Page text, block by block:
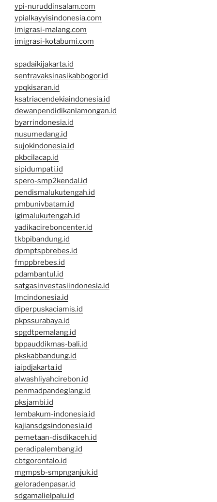
ypi-nuruddinsalam.com
ypialkayyisindonesia.com
imigrasi-malang.com
imigrasi-kotabumi.com
spadaikijakarta.id
sentravaksinasikabbogor.id
ypqkisaran.id
ksatriacendekiaindonesia.id
dewanpendidikanlamongan.id
byarrindonesia.id
nusumedang.id
sujokindonesia.id
pkbcilacap.id
sipidumpati.id
spero-smp2kendal.id
pendismalukutengah.id
pmbunivbatam.id
igimalukutengah.id
yadikacireboncenter.id
tkbpibandung.id
dpmptspbrebes.id
fmppbrebes.id
pdambantul.id
satgasinvestasiindonesia.id
lmcindonesia.id
diperpuskaciamis.id
pkpssurabaya.id
spgdtpemalang.id
bppauddikmas-bali.id
pkskabbandung.id
iaipdjakarta.id
alwashliyahcirebon.id
penmadpandeglang.id
pksjambi.id
lembakum-indonesia.id
kajiansdgsindonesia.id
pemetaan-disdikaceh.id
peradipalembang.id
cbtgorontalo.id
mgmpsb-smpnganjuk.id
geloradenpasar.id
sdgamalielpalu.id